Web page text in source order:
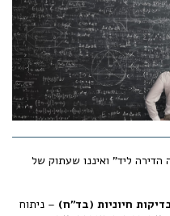
ליד" ואיננו שעתוק של
חיוניות (בד"ח) – ניתוח